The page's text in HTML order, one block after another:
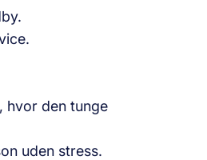
den tunge
uden stress.